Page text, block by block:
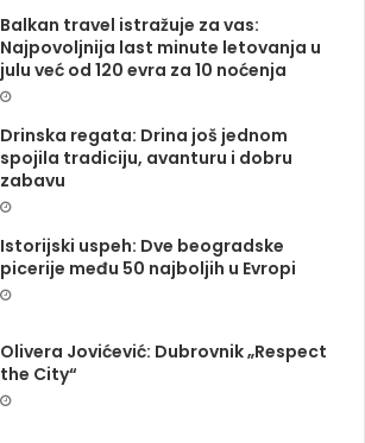
Balkan travel istražuje za vas:
Najpovoljnija last minute letovanja u
julu već od 120 evra za 10 noćenja
Drinska regata: Drina još jednom
spojila tradiciju, avanturu i dobru
zabavu
Istorijski uspeh: Dve beogradske
picerije među 50 najboljih u Evropi
Olivera Jovićević: Dubrovnik „Respect
the City“